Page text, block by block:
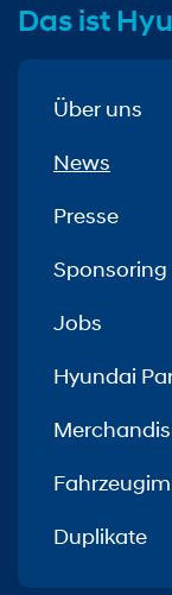
Das ist
Über uns
News
Presse
Sponsoring
Jobs
Hyundai
Duplikate